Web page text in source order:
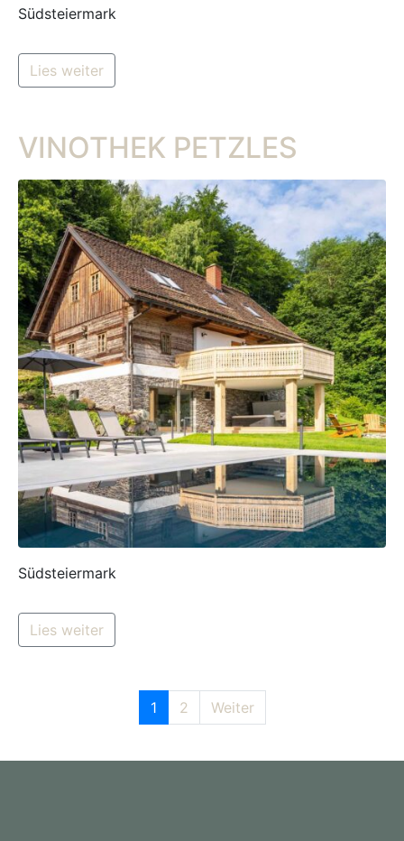
Südsteiermark
Lies weiter
VINOTHEK PETZLES
Südsteiermark
Lies weiter
1 2 Weiter